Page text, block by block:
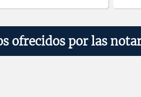
ofrecidos por las